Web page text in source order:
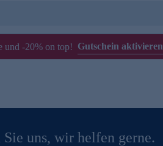
und -20% on top! Gutschein aktivieren
uns, wir helfen gerne.